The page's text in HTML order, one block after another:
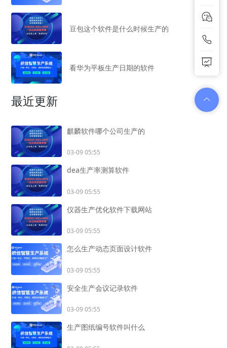
豆包这个软件是什么时候生产的
看华为平板生产日期的软件
最近更新
麒麟软件哪个公司生产的
03-09 05:55
dea生产率测算软件
03-09 05:55
仪器生产优化软件下载网站
03-09 05:55
怎么生产动态页面设计软件
03-09 05:55
安全生产会议记录软件
03-09 05:55
生产图纸编号软件叫什么